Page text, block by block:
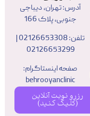
آدرس: تهران، دیباجی
جنوبی، پلاک 166
02126653299
صفحه اینستاگرام:
behrooyanclinic
رزرو نوبت آنلاین
(کلیک کنید)